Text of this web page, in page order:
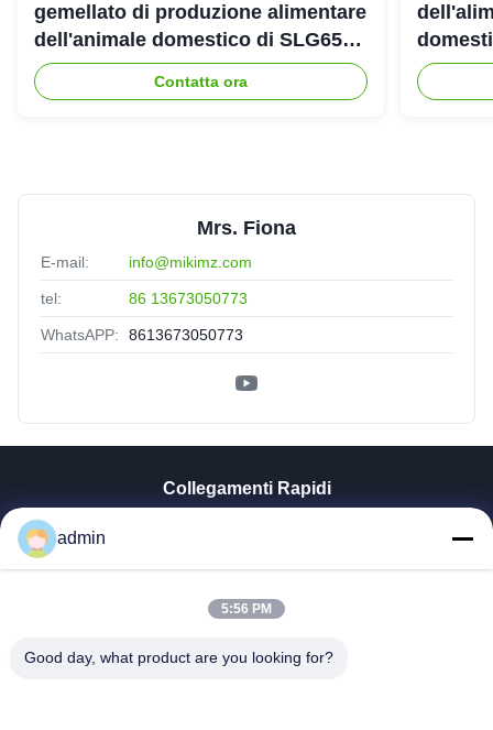
gemellato di produzione alimentare
dell'animale domestico di SLG65
SLG70 dell'estrusore a vite di
parallelo
Contatta ora
Mrs. Fiona
E-mail: info@mikimz.com
tel: 86 13673050773
WhatsAPP: 8613673050773
Collegamenti Rapidi
Chi Siamo
Controllo Di Qualità
admin
5:56 PM
Good day, what product are you looking for?